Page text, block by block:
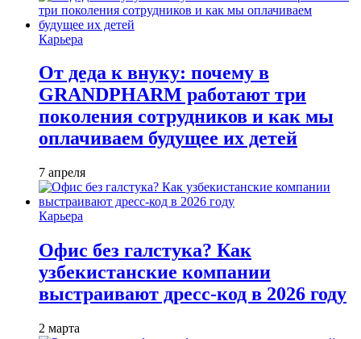
Карьера
От деда к внуку: почему в
GRANDPHARM работают три
поколения сотрудников и как мы
оплачиваем будущее их детей
7 апреля
Карьера
Офис без галстука? Как
узбекистанские компании
выстраивают дресс-код в 2026 году
2 марта